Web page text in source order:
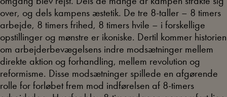
over, og dels kampens æstetik. De tre 8-taller – 8 timers
arbejde, 8 timers frihed, 8 timers hvile – i forskellige
opstillinger og mønstre er ikoniske. Dertil kommer historien
om arbejderbevægelsens indre modsætninger mellem
direkte aktion og forhandling, mellem revolution og
reformisme. Disse modsætninger spillede en afgørende
rolle for forløbet frem mod indførelsen af 8-timers